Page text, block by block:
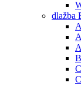
dlažba